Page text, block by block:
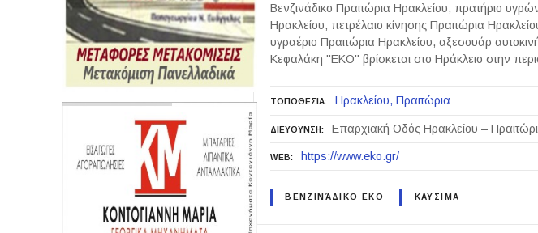
Βενζινάδικο Πραιτώρια Ηρακλείου, πρατήριο
Ηρακλείου, πετρέλαιο κίνησης Πραιτώρια
υγραέριο Πραιτώρια Ηρακλείου, αξεσουάρ
Κεφαλάκη "ΕΚΟ" βρίσκεται στο Ηράκλειο στην
ΤΟΠΟΘΕΣΙΑ Ηρακλείου Πραιτώρια
ΔΙΕΥΘΥΝΣΗ Επαρχιακή Οδός Ηρακλείου –
WEB https://www.eko.gr/
ΒΕΝΖΙΝΆΔΙΚΟ EKO ΚΑΥΣΙΜΑ